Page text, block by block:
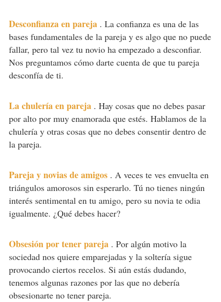
Desconfianza en pareja . La confianza es una de las
bases fundamentales de la pareja y es algo que no puede
fallar, pero tal vez tu novio ha empezado a desconfiar.
Nos preguntamos cómo darte cuenta de que tu pareja
desconfía de ti.
La chulería en pareja . Hay cosas que no debes pasar
por alto por muy enamorada que estés. Hablamos de la
chulería y otras cosas que no debes consentir dentro de
la pareja.
Pareja y novias de amigos . A veces te ves envuelta en
triángulos amorosos sin esperarlo. Tú no tienes ningún
interés sentimental en tu amigo, pero su novia te odia
igualmente. ¿Qué debes hacer?
Obsesión por tener pareja . Por algún motivo la
sociedad nos quiere emparejadas y la soltería sigue
provocando ciertos recelos. Si aún estás dudando,
tenemos algunas razones por las que no debería
obsesionarte no tener pareja.